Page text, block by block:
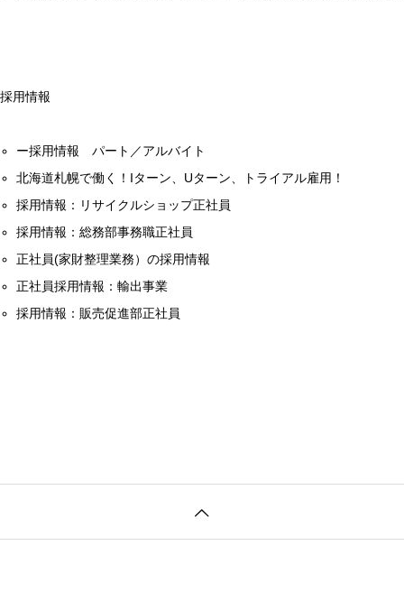
採用情報
ー採用情報 パート／アルバイト
北海道札幌で働く！Iターン、Uターン、トライアル雇用！
採用情報：リサイクルショップ正社員
採用情報：総務部事務職正社員
正社員(家財整理業務）の採用情報
正社員採用情報：輸出事業
採用情報：販売促進部正社員